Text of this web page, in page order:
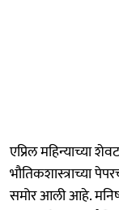
एप्रिल महिन्याच्या
भौतिकशास्त्राच्या
समोर आली आहे.